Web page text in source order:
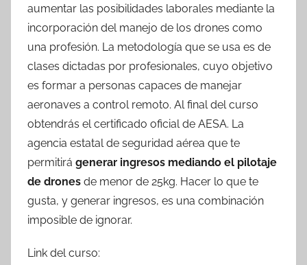
aumentar las posibilidades laborales mediante la
incorporación del manejo de los drones como
una profesión. La metodología que se usa es de
clases dictadas por profesionales, cuyo objetivo
es formar a personas capaces de manejar
aeronaves a control remoto. Al final del curso
obtendrás el certificado oficial de AESA. La
agencia estatal de seguridad aérea que te
permitirá generar ingresos mediando el pilotaje
de drones de menor de 25kg. Hacer lo que te
gusta, y generar ingresos, es una combinación
imposible de ignorar.
Link del curso: